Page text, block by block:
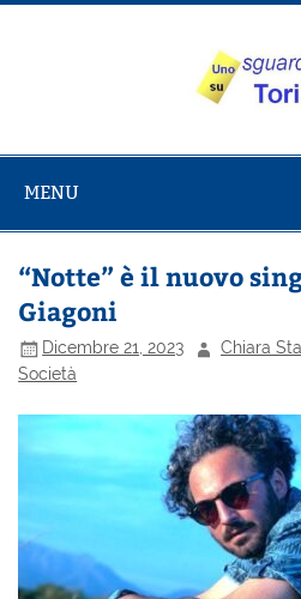
Salta
MENU
“Notte” è il nuovo
Giagoni
Dicembre 21, 2023 Chiara
Società